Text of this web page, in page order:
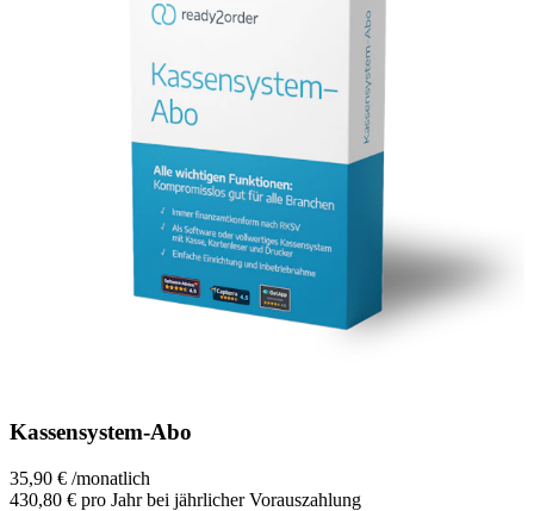
Kassensystem-Abo
35,90 € /monatlich
430,80 € pro Jahr bei jährlicher Vorauszahlung